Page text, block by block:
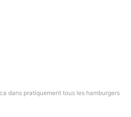
dans pratiquement tous les hamburgers